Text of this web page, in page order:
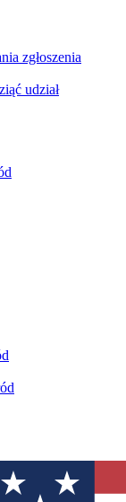
zgłoszenia
udział